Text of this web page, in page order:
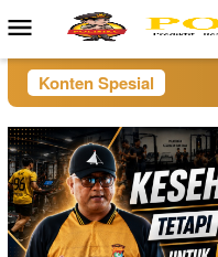
Menu
Mobile
Konten Spesial